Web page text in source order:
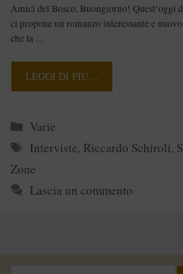
Amici del Bosco, Buongiorno! Quest’oggi
ci propone un romanzo interessante e
che la …
LEGGI DI PIÙ…
Categorie
Varie
Tag
Interviste, Riccardo Schiroli,
Zone
Lascia un commento